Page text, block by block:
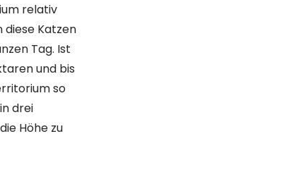
relativ
diese Katzen
Tag. Ist
und bis
so
drei
Höhe zu